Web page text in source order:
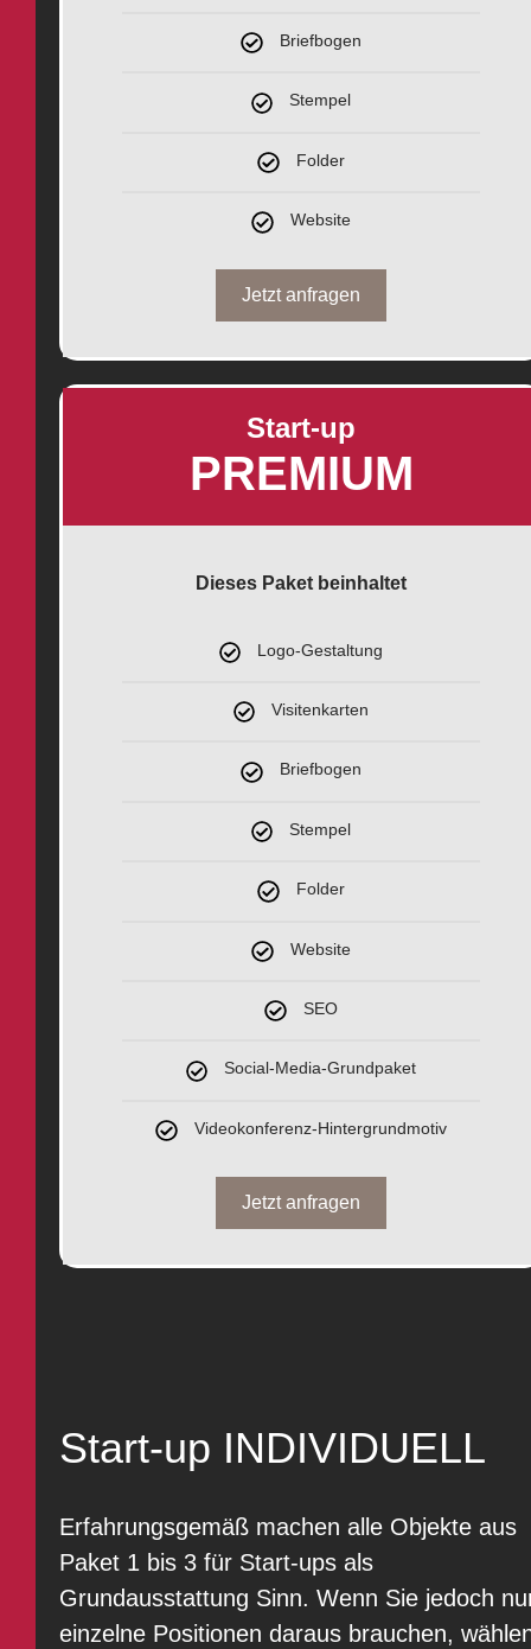
Briefbogen
Stempel
Folder
Website
Jetzt anfragen
Start-up
PREMIUM
Dieses Paket beinhaltet
Logo-Gestaltung
Visitenkarten
Briefbogen
Stempel
Folder
Website
SEO
Social-Media-Grundpaket
Videokonferenz-Hintergrundmotiv
Jetzt anfragen
Start-up INDIVIDUELL
Erfahrungsgemäß machen alle Objekte aus
Paket 1 bis 3 für Start-ups als
Grundausstattung Sinn. Wenn Sie jedoch
einzelne Positionen daraus brauchen,